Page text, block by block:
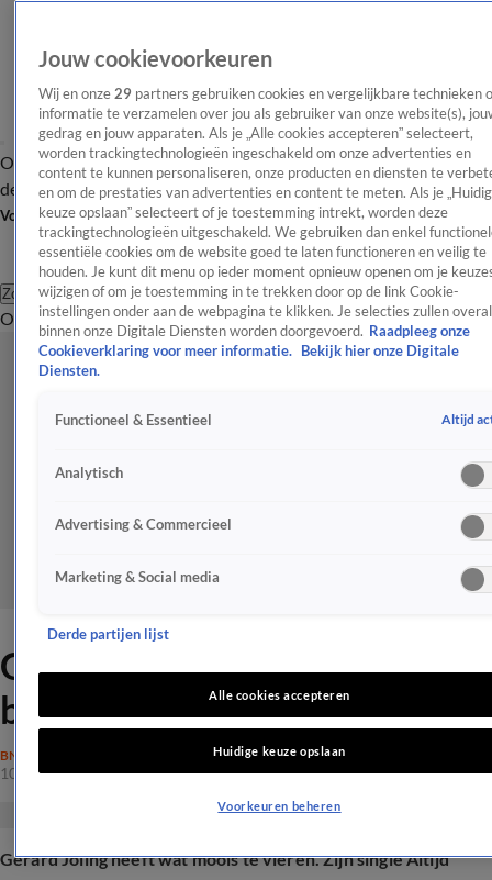
OverzichtAfleveringen Entertainment TV Algemeen
Tip
de redactieNieuwsbrief
Volg Shownieuws
Zoeken
OverzichtEntertainmentSpraakmakendRealityCrimeVideo's
Gerard Joling staat stil bij
bijzondere mijlpaal
BN'ERS
10 juni 2025, 16:13
Gerard Joling heeft wat moois te vieren. Zijn single Altijd
Jouw cookievoorkeuren
Wij en onze 29 partners gebruiken cookies en vergelijkbare technieken
informatie te verzamelen over jou als gebruiker van onze website(s),
gedrag en jouw apparaten. Als je „Alle cookies accepteren” selecteert,
worden trackingtechnologieën ingeschakeld om onze advertenties en
content te kunnen personaliseren, onze producten en diensten te
en om de prestaties van advertenties en content te meten. Als je
keuze opslaan” selecteert of je toestemming intrekt, worden deze
trackingtechnologieën uitgeschakeld. We gebruiken dan enkel
essentiële cookies om de website goed te laten functioneren en veilig te
houden. Je kunt dit menu op ieder moment opnieuw openen om je
wijzigen of om je toestemming in te trekken door op de link Cookie-
instellingen onder aan de webpagina te klikken. Je selecties zullen overal
binnen onze Digitale Diensten worden doorgevoerd. Raadpleeg onze
Cookieverklaring voor meer informatie.
Bekijk hier onze Digitale
Diensten.
Functioneel & Essentieel Altijd
Analytisch
Advertising & Commercieel
Marketing & Social media
Derde partijen lijst
Alle cookies accepteren
Huidige keuze opslaan
Voorkeuren beheren